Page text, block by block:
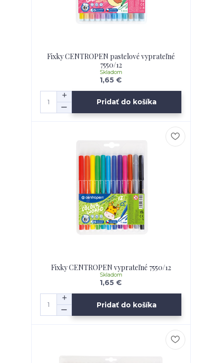
Fixky CENTROPEN pastelové vyprateľné
7550/12
1,65 €
Skladom
Pridať do košíka
Fixky CENTROPEN vyprateľné 7550/12
1,65 €
Skladom
Pridať do košíka